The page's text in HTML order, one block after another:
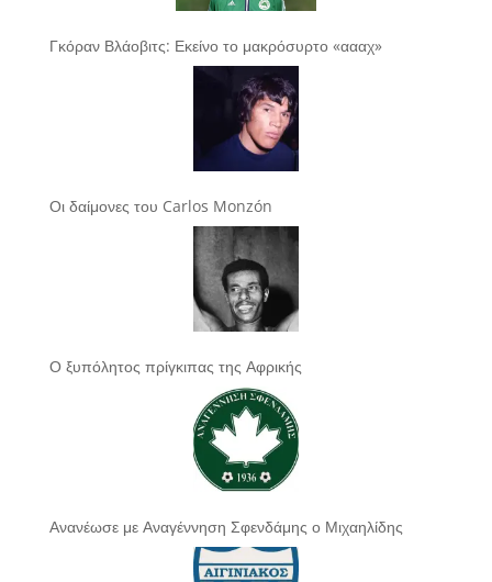
Γκόραν Βλάοβιτς: Εκείνο το μακρόσυρτο «αααχ»
Οι δαίμονες του Carlos Monzón
Ο ξυπόλητος πρίγκιπας της Αφρικής
Ανανέωσε με Αναγέννηση Σφενδάμης ο Μιχαηλίδης